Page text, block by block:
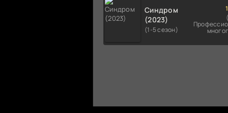
Синдром
(2023)
(1-5 сезон)